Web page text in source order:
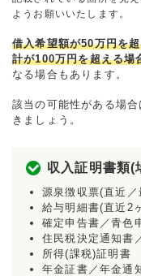
ようお願いいたします。
借入希望額が50万円を
計が100万円を超える場
なる場合もあります。
該当の可能性がある場
きましょう。
収入証明書類(
源泉徴収票(直近／
給与明細書(直近2
確定申告書／青色
住民税決定通知書
所得(課税)証明書
年金証書／年金通